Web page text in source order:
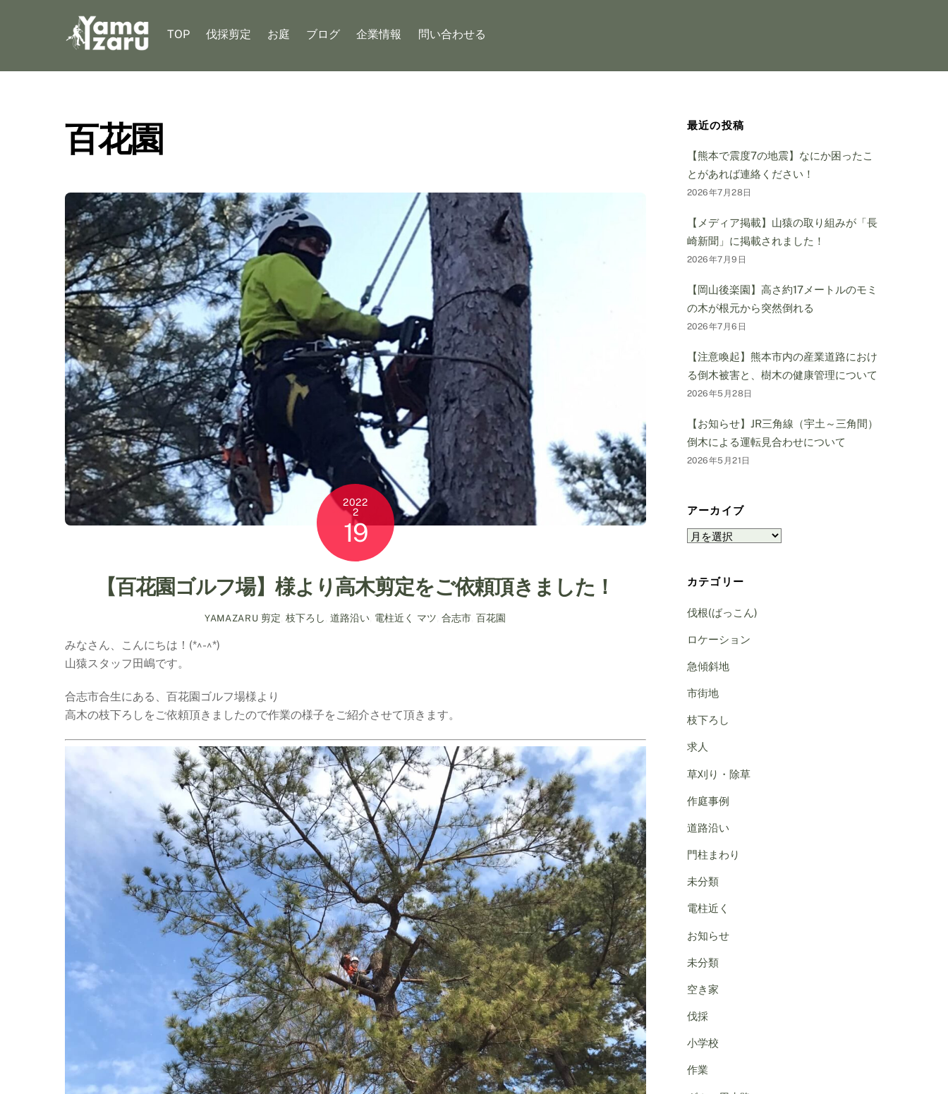
TOP 伐採剪定 お庭 ブログ 企業情報 問い合わせる
百花園
2022
2
19
【百花園ゴルフ場】様より高木剪定をご依頼頂きました！
YAMAZARU 剪定 ,枝下ろし ,道路沿い 電柱近く マツ ,合志市 ,百花園
みなさん、こんにちは！(*^-^*)
山猿スタッフ田嶋です。
合志市合生にある、百花園ゴルフ場様より
高木の枝下ろしをご依頼頂きましたので作業の様子をご紹介させて頂きます。
最近の投稿
【熊本で震度7の地震】なにか困ったこ
とがあれば連絡ください！
2026年7月28日
【メディア掲載】山猿の取り組みが「長
崎新聞」に掲載されました！
2026年7月9日
【岡山後楽園】高さ約17メートルのモミ
の木が根元から突然倒れる
2026年7月6日
【注意喚起】熊本市内の産業道路におけ
る倒木被害と、樹木の健康管理について
2026年5月28日
【お知らせ】JR三角線（宇土～三角間）
倒木による運転見合わせについて
2026年5月21日
アーカイブ
ア
イ
ブ
カテゴリー
伐根(ばっこん)
ロケーション
急傾斜地
市街地
枝下ろし
求人
草刈り・除草
作庭事例
道路沿い
門柱まわり
未分類
電柱近く
お知らせ
未分類
空き家
伐採
小学校
作業